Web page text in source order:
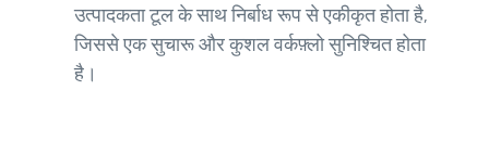
उत्पादकता टूल के साथ निर्बाध रूप से एकीकृत होता है,
जिससे एक सुचारू और कुशल वर्कफ़्लो सुनिश्चित होता
है।